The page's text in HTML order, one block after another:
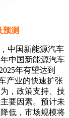
预测
中国新能源汽车
中国新能源汽车
年有望达到
产业的快速扩张
，政策支持、技
要因素。预计未
低，市场规模将